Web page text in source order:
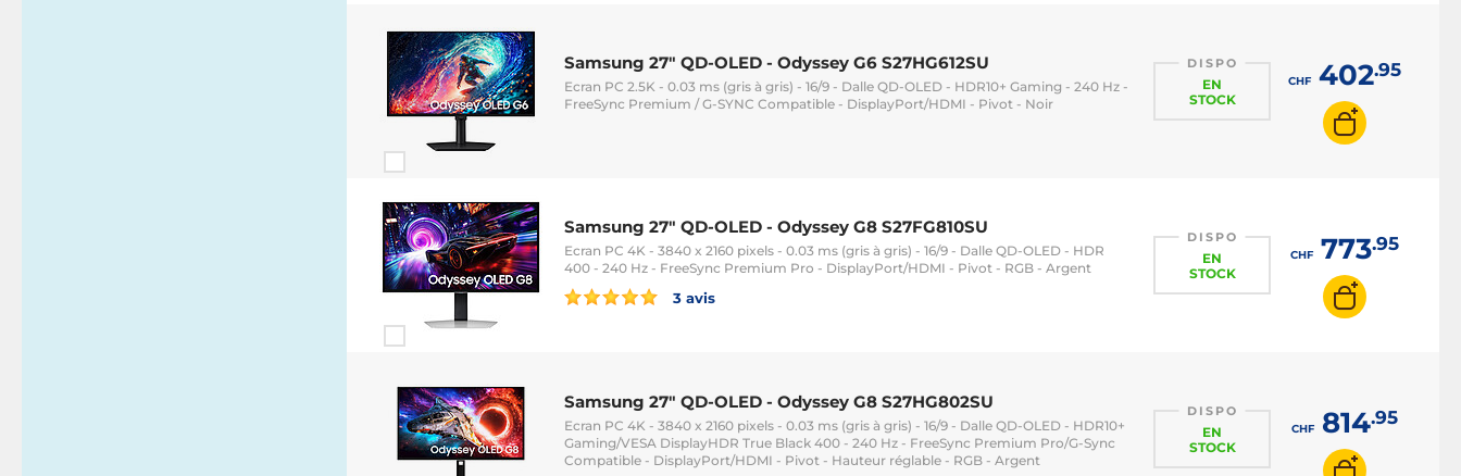
Samsung 27" QD-OLED - Odyssey G6 S27HG612SU
Ecran PC 2.5K - 0.03 ms (gris à gris) - 16/9 - Dalle QD-OLED - HDR10+ Gaming - 240 Hz -
FreeSync Premium / G-SYNC Compatible - DisplayPort/HDMI - Pivot - Noir
DISPO
EN
STOCK
CHF402.95
Samsung 27" QD-OLED - Odyssey G8 S27FG810SU
Ecran PC 4K - 3840 x 2160 pixels - 0.03 ms (gris à gris) - 16/9 - Dalle QD-OLED - HDR
400 - 240 Hz - FreeSync Premium Pro - DisplayPort/HDMI - Pivot - RGB - Argent
3 avis
DISPO
EN
STOCK
CHF773.95
Samsung 27" QD-OLED - Odyssey G8 S27HG802SU
Ecran PC 4K - 3840 x 2160 pixels - 0.03 ms (gris à gris) - 16/9 - Dalle QD-OLED - HDR10+
Gaming/VESA DisplayHDR True Black 400 - 240 Hz - FreeSync Premium Pro/G-Sync
Compatible - DisplayPort/HDMI - Pivot - Hauteur réglable - RGB - Argent
DISPO
EN
STOCK
CHF814.95